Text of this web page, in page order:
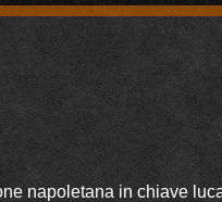
napoletana in chiave